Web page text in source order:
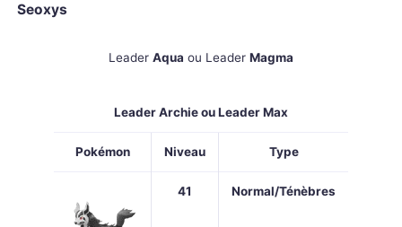
Seoxys
Leader Aqua ou Leader Magma
Leader Archie ou Leader Max
Pokémon Niveau Type
41 Normal/Ténèbres